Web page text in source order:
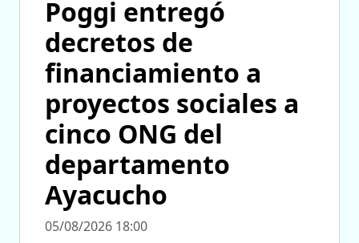
Poggi entregó
decretos de
financiamiento a
proyectos sociales a
cinco ONG del
departamento
Ayacucho
05/08/2026 18:00